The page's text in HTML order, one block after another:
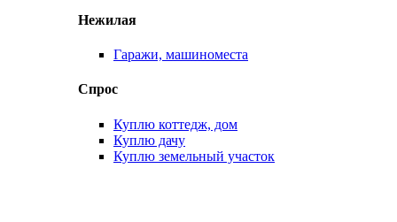
Нежилая
Гаражи, машиноместа
Спрос
Куплю коттедж, дом
Куплю дачу
Куплю земельный участок